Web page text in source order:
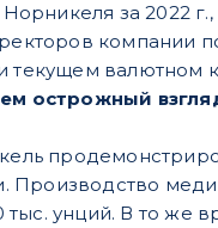
за 2022
компании
валютном
острожный
меди
тыс. унций. В то